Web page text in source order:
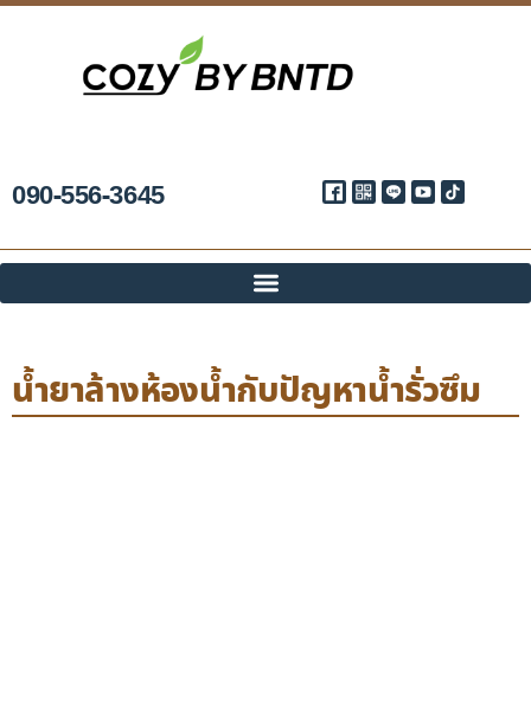
090-556-3645
น้ำยาล้างห้องน้ำกับปัญหาน้ำรั่วซึม